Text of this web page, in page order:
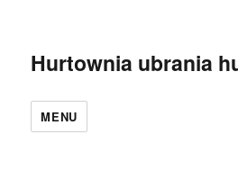
Hurtownia ubrania
MENU